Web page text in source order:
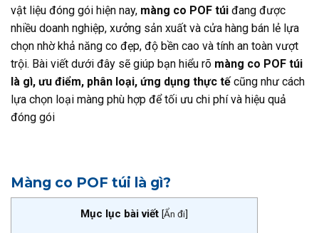
vật liệu đóng gói hiện nay, màng co POF túi đang được
nhiều doanh nghiệp, xưởng sản xuất và cửa hàng bán lẻ lựa
chọn nhờ khả năng co đẹp, độ bền cao và tính an toàn vượt
trội. Bài viết dưới đây sẽ giúp bạn hiểu rõ màng co POF túi
là gì, ưu điểm, phân loại, ứng dụng thực tếcũng như cách
lựa chọn loại màng phù hợp để tối ưu chi phí và hiệu quả
đóng gói
Màng co POF túi là gì?
Mục lục bài viết [Ẩn đi]